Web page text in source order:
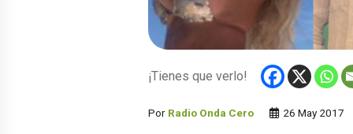
¡Tienes que verlo!
Por Radio Onda Cero 26 May 2017